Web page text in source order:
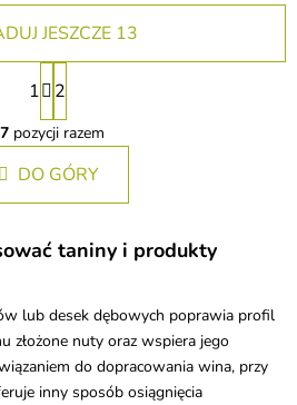
K
o
n
t
r
l
k
i
s
t
y
JESZCZE 13
P
a
g
i
n
a
j
1 2
pozycji razem
DO GÓRY
taniny i produkty
lub desek dębowych poprawia profil
złożone nuty oraz wspiera jego
do dopracowania wina, przy
inny sposób osiągnięcia